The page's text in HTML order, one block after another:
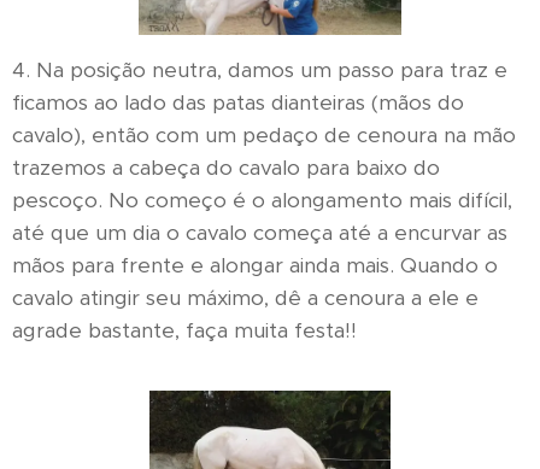
4. Na posição neutra, damos um passo para traz e
ficamos ao lado das patas dianteiras (mãos do
cavalo), então com um pedaço de cenoura na mão
trazemos a cabeça do cavalo para baixo do
pescoço. No começo é o alongamento mais difícil,
até que um dia o cavalo começa até a encurvar as
mãos para frente e alongar ainda mais. Quando o
cavalo atingir seu máximo, dê a cenoura a ele e
agrade bastante, faça muita festa!!